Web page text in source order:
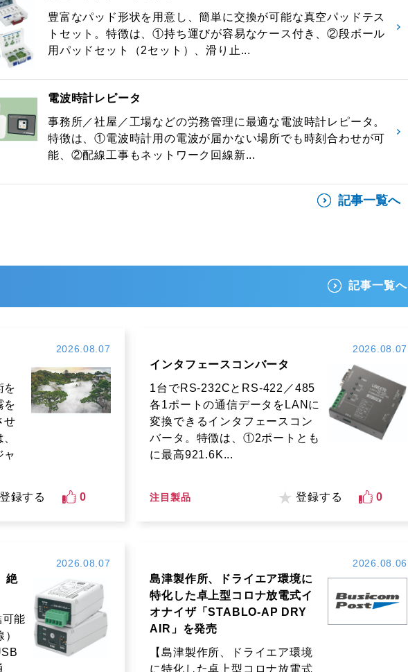
豊富なパッド形状を用意し、簡単に交換が可能な真空パッドテス
トセット。特徴は、①持ち運びが容易なケース付き、②段ボール
用パッドセット（2セット）、滑り止...
電波時計レピータ
事務所／社屋／工場などの労務管理に最適な電波時計レピータ。
特徴は、①電波時計用の電波が届かない場所でも時刻合わせが可
能、②配線工事もネットワーク回線新...
記事一覧へ
記事一覧へ
2026.08.07
を
を
せ
ャ
登録する 0
2026.08.07
インタフェースコンバータ
1台でRS-232CとRS-422／485
各1ポートの通信データをLANに
変換できるインタフェースコン
バータ。特徴は、①2ポートとも
に最高921.6K...
注目製品 登録する 0
2026.08.07
絶
能
2026.08.06
島津製作所、ドライエア環境に
特化した卓上型コロナ放電式イ
オナイザ「STABLO-AP DRY
AIR」を発売
【島津製作所、ドライエア環境
に特化した卓上型コロナ放電式